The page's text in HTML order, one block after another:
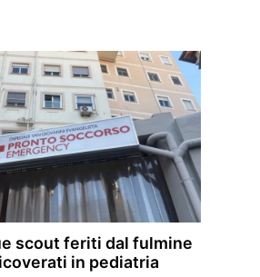
scout feriti dal fulmine
in pediatria